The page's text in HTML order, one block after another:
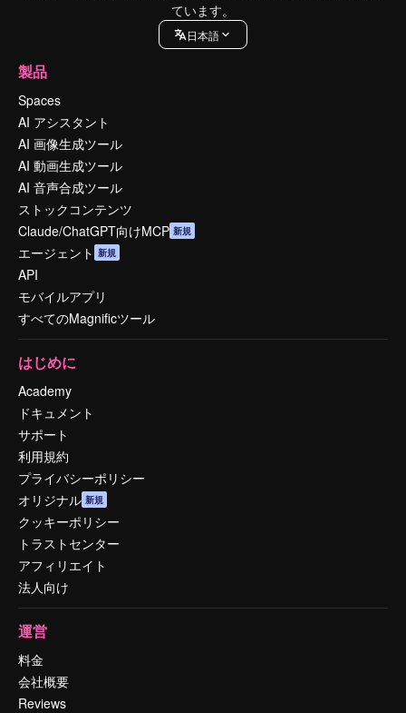
ています。
日本語
製品
Spaces
AI アシスタント
AI 画像生成ツール
AI 動画生成ツール
AI 音声合成ツール
ストックコンテンツ
Claude/ChatGPT向けMCP 新規
エージェント 新規
API
モバイルアプリ
すべてのMagnificツール
はじめに
Academy
ドキュメント
サポート
利用規約
プライバシーポリシー
オリジナル 新規
クッキーポリシー
トラストセンター
アフィリエイト
法人向け
運営
料金
会社概要
Reviews